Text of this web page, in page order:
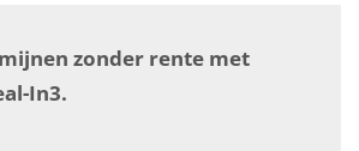
zonder rente met
In3.